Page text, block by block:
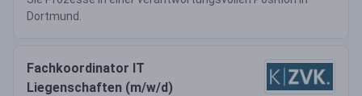
Dortmund.
Fachkoordinator IT
Liegenschaften (m/w/d)